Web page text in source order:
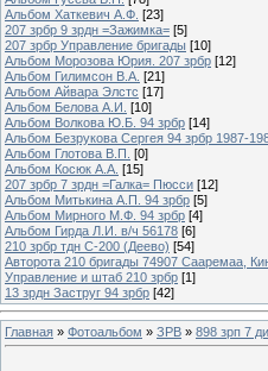
Альбом Хаткевич А.Ф. [23]
207 зрбр 9 зрдн =Зажимка= [5]
207 зрбр Управление бригады [10]
Альбом Морозова Юрия. 207 зрбр [12]
Альбом Гилимсон В.А. [21]
Альбом Айвара Элстс [17]
Альбом Белова А.И. [10]
Альбом Волкова Ю.Б. 94 зрбр [14]
Альбом Безрукова Сергея 94 зрбр 1987-
Альбом Глотова В.П. [0]
Альбом Косюк А.А. [15]
207 зрбр 7 зрдн =Галка= Пюсси [12]
Альбом Митькина А.П. 94 зрбр [5]
Альбом Мирного М.Ф. 94 зрбр [4]
Альбом Гирда Л.И. в/ч 56178 [6]
210 зрбр тдн С-200 (Деево) [54]
Авторота 210 бригады 74907 Сааремаа,
Управление и штаб 210 зрбр [1]
13 зрдн Заструг 94 зрбр [42]
Главная » Фотоальбом » ЗРВ » 898 зрп 7